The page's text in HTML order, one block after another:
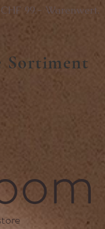
99.- Warenwert.
Sortiment